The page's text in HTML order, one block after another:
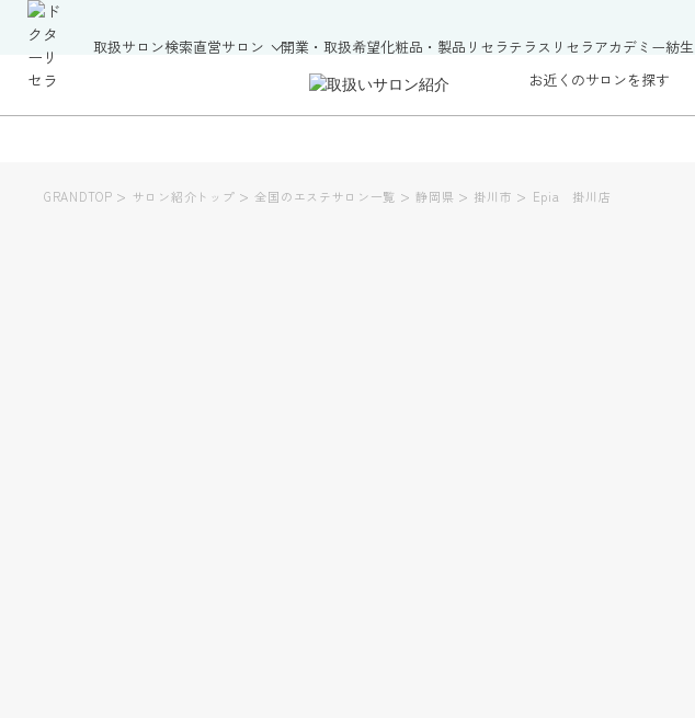
取扱サロン検索直営サロン 開業・取扱希望化粧品・製品 リセラテラス リセラアカデミー紡生
お近くのサロンを探す
GRANDTOP > サロン紹介トップ >全国のエステサロン一覧 > 静岡県 > 掛川市 > Epia 掛川店